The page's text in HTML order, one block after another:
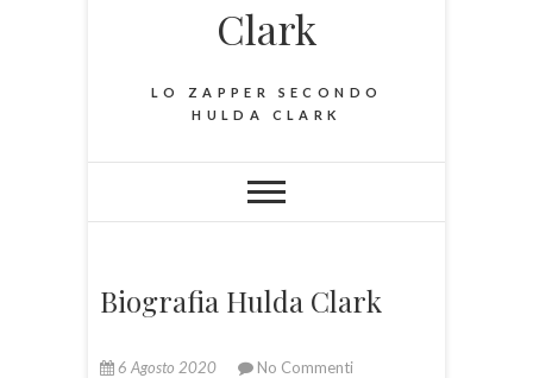
Clark
LO ZAPPER SECONDO
HULDA CLARK
Biografia Hulda Clark
6 Agosto 2020 No Commenti